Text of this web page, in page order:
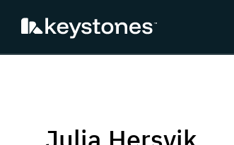
innhold